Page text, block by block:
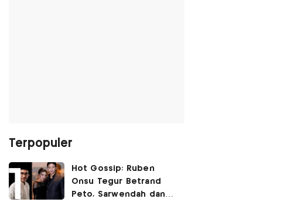
Terpopuler
Hot Gossip: Ruben
Onsu Tegur Betrand
Peto, Sarwendah dan